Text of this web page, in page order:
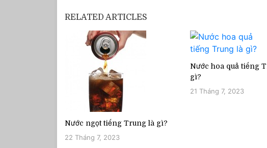
RELATED ARTICLES
Nước ngọt tiếng Trung là gì?
22 Tháng 7, 2023
Nước hoa quả tiếng
gì?
21 Tháng 7, 2023